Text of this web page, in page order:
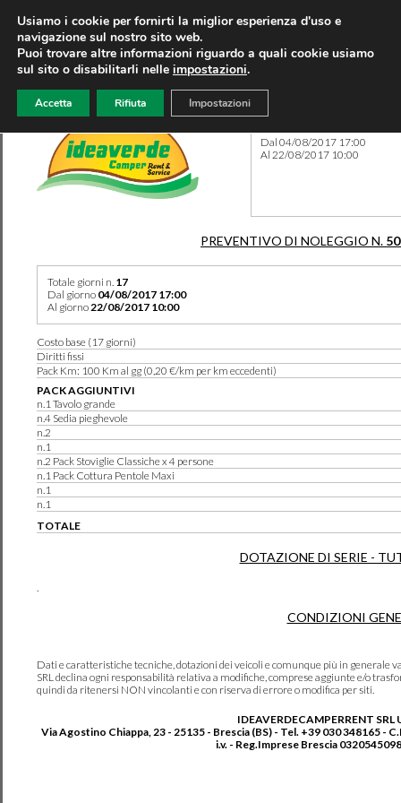
Dal 04/08/2017 17:00
Al 22/08/2017 10:00
PREVENTIVO DI NOLEGGIO N.
Totale giorni n. 17
Dal giorno 04/08/2017 17:00
Al giorno22/08/2017 10:00
Costo base (17 giorni)
Diritti fissi
Pack Km: 100 Km al gg (0,20 €/km per km eccedenti)
PACK AGGIUNTIVI
n.1 Tavolo grande
n.4 Sedia pieghevole
n.2
n.1
n.2 Pack Stoviglie Classiche x 4 persone
n.1 Pack Cottura Pentole Maxi
n.1
n.1
TOTALE
DOTAZIONE DI SERIE -
CONDIZIONI
Dati e caratteristiche tecniche, dotazioni dei veicoli e comunque più in generale
SRL declina ogni responsabilità relativa a modifiche, comprese aggiunte e/o
quindi da ritenersi NON vincolanti e con riserva di errore o modifica per siti.
IDEAVERDECAMPERRENT SRL
Via Agostino Chiappa, 23 - 25135 - Brescia (BS) - Tel. +39 030 348165 -
i.v. - Reg.Imprese Brescia
Usiamo i cookie per fornirti la miglior esperienza d'uso e
navigazione sul nostro sito web.
Puoi trovare altre informazioni riguardo a quali cookie usiamo
sul sito o disabilitarli nelle impostazioni.
Accetta Rifiuta Impostazioni